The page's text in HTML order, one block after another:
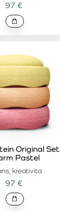
97 €
kreativita
Original Set
Pastel
97 €